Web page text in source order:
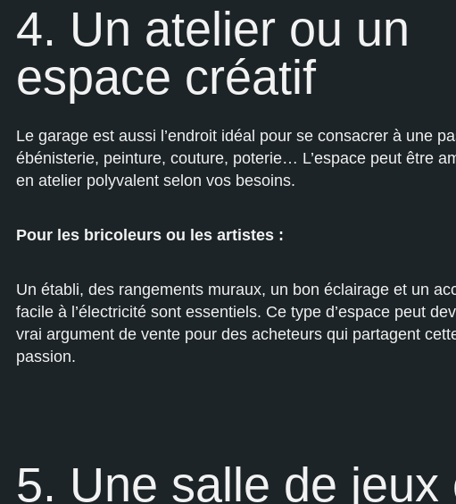
4. Un atelier ou un
espace créatif
Le garage est aussi l’endroit idéal pour se consacrer à une
ébénisterie, peinture, couture, poterie… L’espace peut être
en atelier polyvalent selon vos besoins.
Pour les bricoleurs ou les artistes :
Un établi, des rangements muraux, un bon éclairage et un
facile à l’électricité sont essentiels. Ce type d’espace peut
vrai argument de vente pour des acheteurs qui partagent
passion.
5. Une salle de jeux